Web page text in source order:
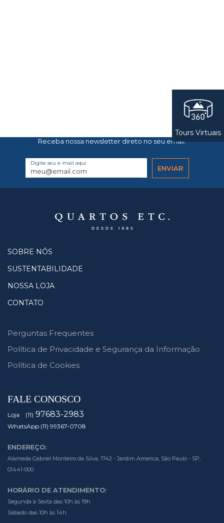
Receba nossa newsletter direto no seu email.
Digite seu e-mail aqui
SOBRE NÓS
SUSTENTABILIDADE
NOSSA LOJA
CONTATO
Perguntas Frequentes
Política de Privacidade e Segurança da Informação
Política de Cookies
FALE CONOSCO
Loja (11) 97683-2983
WhatsApp (11) 99367-0708
ENDEREÇO:
Alameda Gabriel Monteiro da Silva, 1742 - Jardim America, São Paulo - SP,
01441-000
HORÁRIO DE ATENDIMENTO:
Segunda à Sexta das 10h às 19h
Sábado das 10h às 14h
Tours Virtuais